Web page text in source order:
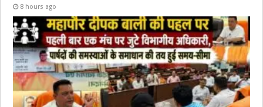
8 hours ago